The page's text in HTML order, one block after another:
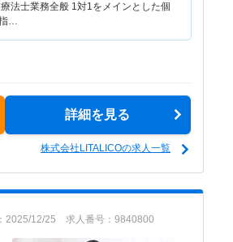
法士業務全般 1対1をメインとした個
…
詳細を見る
株式会社LITALICOの求人一覧
2025/12/25 求人番号：9840800